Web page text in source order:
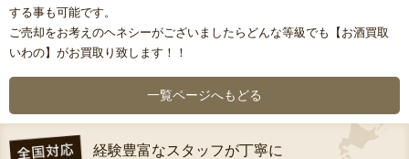
する事も可能です。
ご売却をお考えのヘネシーがございましたらどんな等級でも【お酒買取
いわの】がお買取り致します！！
一覧ページへもどる
経験豊富なスタッフが丁寧に